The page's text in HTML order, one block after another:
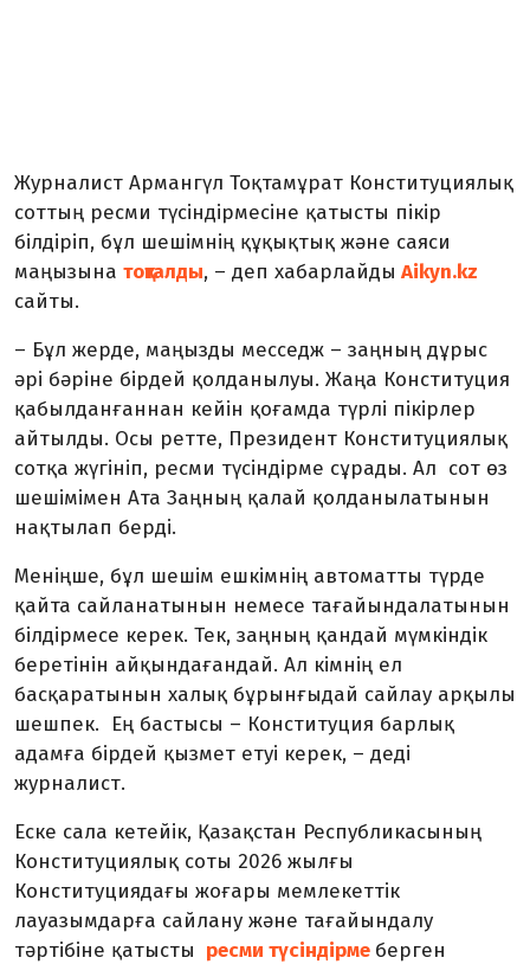
Журналист Армангүл Тоқтамұрат Конституциялық
соттың ресми түсіндірмесіне қатысты пікір
білдіріп, бұл шешімнің құқықтық және саяси
маңызына тоқталды, – деп хабарлайды Aikyn.kz
сайты.
– Бұл жерде, маңызды месседж – заңның дұрыс
әрі бәріне бірдей қолданылуы. Жаңа Конституция
қабылданғаннан кейін қоғамда түрлі пікірлер
айтылды. Осы ретте, Президент Конституциялық
сотқа жүгініп, ресми түсіндірме сұрады. Ал сот өз
шешімімен Ата Заңның қалай қолданылатынын
нақтылап берді.
Меніңше, бұл шешім ешкімнің автоматты түрде
қайта сайланатынын немесе тағайындалатынын
білдірмесе керек. Тек, заңның қандай мүмкіндік
беретінін айқындағандай. Ал кімнің ел
басқаратынын халық бұрынғыдай сайлау арқылы
шешпек. Ең бастысы – Конституция барлық
адамға бірдей қызмет етуі керек, – деді
журналист.
Еске сала кетейік, Қазақстан Республикасының
Конституциялық соты 2026 жылғы
Конституциядағы жоғары мемлекеттік
лауазымдарға сайлану және тағайындалу
тәртібіне қатысты ресми түсіндірме берген